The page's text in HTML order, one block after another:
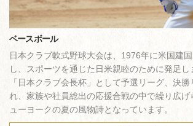
ベースボール
日本クラブ軟式野球大会は、1976年に米国建
し、スポーツを通じた日米親睦のために発足
「日本クラブ会長杯」として予選リーグ、決勝
れ、家族や社員総出の応援合戦の中で繰り広げ
ューヨークの夏の風物詩となっています。